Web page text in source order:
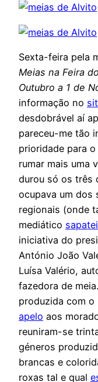
Sexta-feira pela
Meias na Feira
Outubro a 1 de
informação no
desdobrável aí
pareceu-me tão
prioridade para
rumar mais uma
durou só os três
ocupava um dos
regionais (onde
mediático
iniciativa do
António João
Luísa Valério,
fazedora de
produzida com
apelo aos
reuniram-se
géneros
brancas e
roxas tal e qual